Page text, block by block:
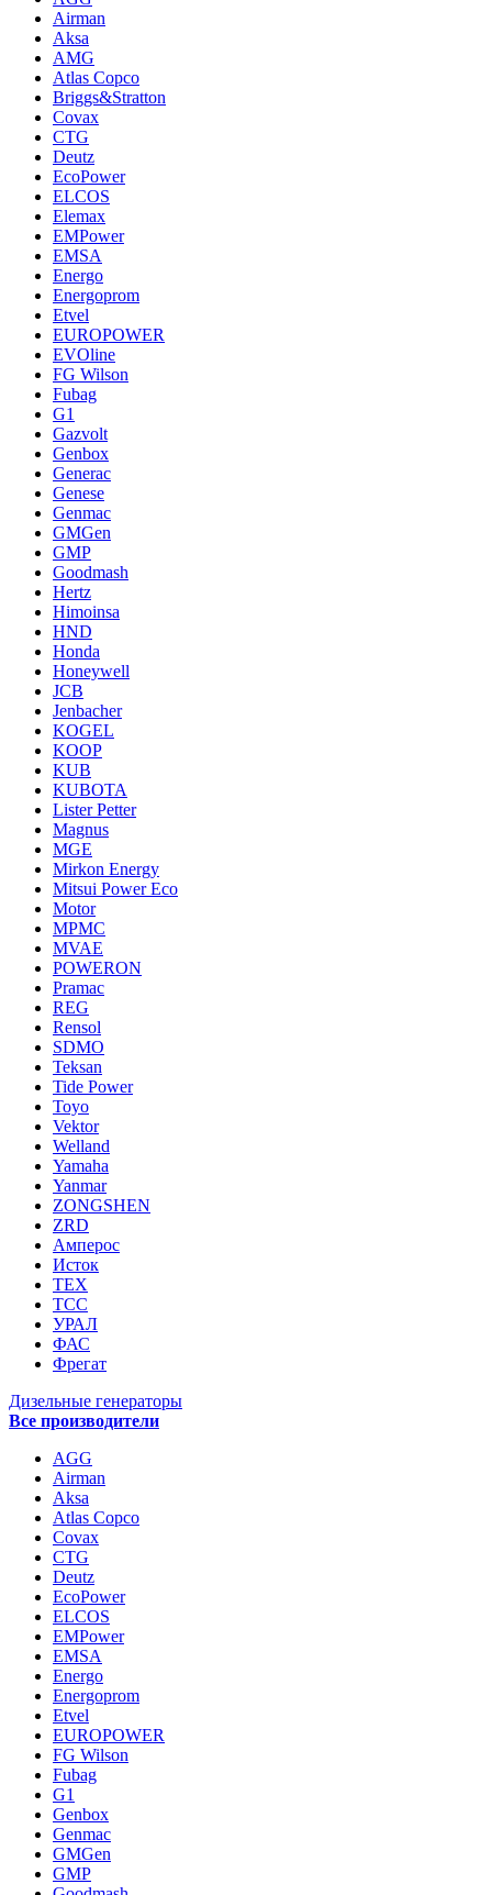
Airman
Aksa
AMG
Atlas Copco
Briggs&Stratton
Covax
CTG
Deutz
EcoPower
ELCOS
Elemax
EMPower
EMSA
Energo
Energoprom
Etvel
EUROPOWER
EVOline
FG Wilson
Fubag
G1
Gazvolt
Genbox
Generac
Genese
Genmac
GMGen
GMP
Goodmash
Hertz
Himoinsa
HND
Honda
Honeywell
JCB
Jenbacher
KOGEL
KOOP
KUB
KUBOTA
Lister Petter
Magnus
MGE
Mirkon Energy
Mitsui Power Eco
Motor
MPMC
MVAE
POWERON
Pramac
REG
Rensol
SDMO
Teksan
Tide Power
Toyo
Vektor
Welland
Yamaha
Yanmar
ZONGSHEN
ZRD
Амперос
Исток
ТЕХ
ТСС
УРАЛ
ФАС
Фрегат
Дизельные генераторы
Все производители
AGG
Airman
Aksa
Atlas Copco
Covax
CTG
Deutz
EcoPower
ELCOS
EMPower
EMSA
Energo
Energoprom
Etvel
EUROPOWER
FG Wilson
Fubag
G1
Genbox
Genmac
GMGen
GMP